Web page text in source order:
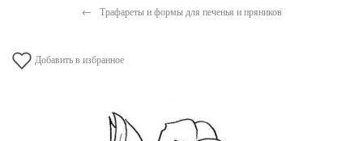
Трафареты и формы для печенья и пряников
Добавить в избранное